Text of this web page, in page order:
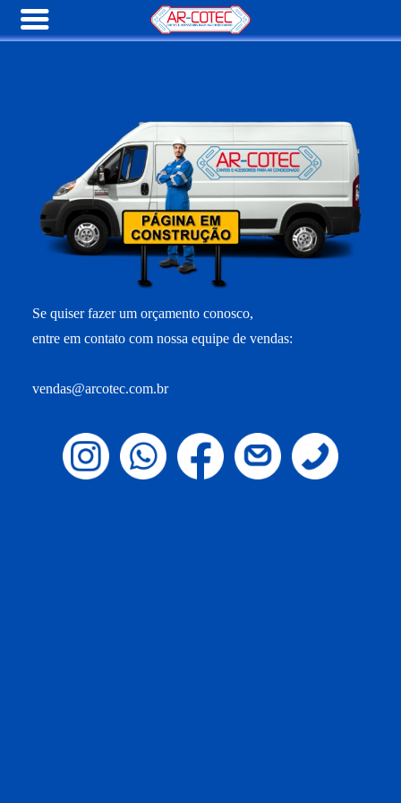
Se quiser fazer um orçamento conosco,
entre em contato com nossa equipe de vendas:
vendas@arcotec.com.br